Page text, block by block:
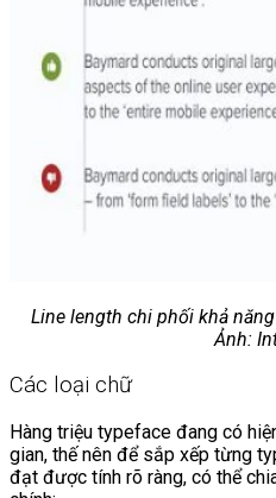
Line length chi phối khả
Ảnh:
Các loại chữ
Hàng triệu typeface đang có
gian, thế nên để sắp xếp từng
đạt được tính rõ ràng, có thể